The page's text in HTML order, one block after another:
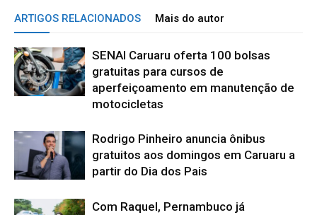
ARTIGOS RELACIONADOS Mais do autor
SENAI Caruaru oferta 100 bolsas
gratuitas para cursos de
aperfeiçoamento em manutenção de
motocicletas
Rodrigo Pinheiro anuncia ônibus
gratuitos aos domingos em Caruaru a
partir do Dia dos Pais
Com Raquel, Pernambuco já